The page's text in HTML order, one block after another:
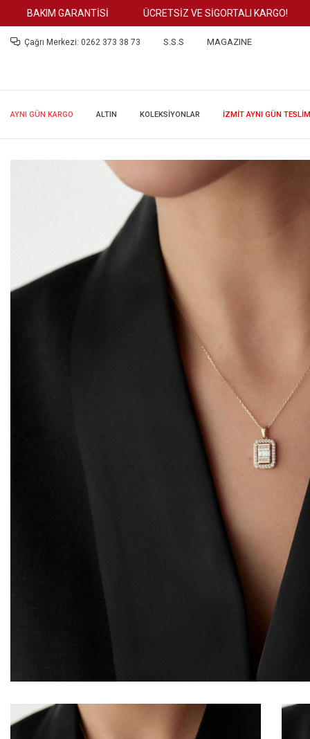
BAKIM GARANTİSİ ÜCRETSİZ VE SİGORTALI KARGO!
Çağrı Merkezi: 0262 373 38 73 S.S.S MAGAZINE
AYNI GÜN KARGO ALTIN KOLEKSİYONLAR İZMİT AYNI GÜN TESLİM